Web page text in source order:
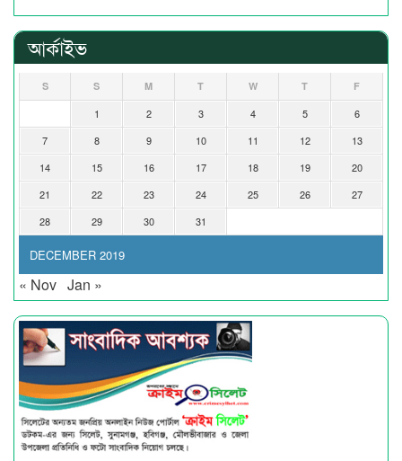
আর্কাইভ
DECEMBER 2019
S S M T W T F
1 2 3 4 5
6
7
8 9 10 11 12
13
14
15 16 17 18 19
20
21
22 23 24 25 26
27
28
29 30 31
« Nov Jan »